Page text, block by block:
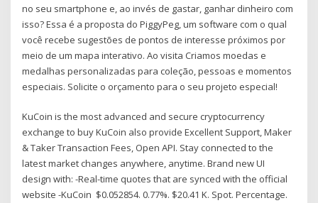
no seu smartphone e, ao invés de gastar, ganhar dinheiro com
isso? Essa é a proposta do PiggyPeg, um software com o qual
você recebe sugestões de pontos de interesse próximos por
meio de um mapa interativo. Ao visita Criamos moedas e
medalhas personalizadas para coleção, pessoas e momentos
especiais. Solicite o orçamento para o seu projeto especial!
KuCoin is the most advanced and secure cryptocurrency
exchange to buy KuCoin also provide Excellent Support, Maker
& Taker Transaction Fees, Open API. Stay connected to the
latest market changes anywhere, anytime. Brand new UI
design with: -Real-time quotes that are synced with the official
website -KuCoin $0.052854. 0.77%. $20.41 K. Spot. Percentage.